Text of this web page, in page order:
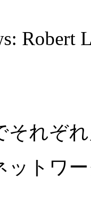
Robert
それぞ
ットワ